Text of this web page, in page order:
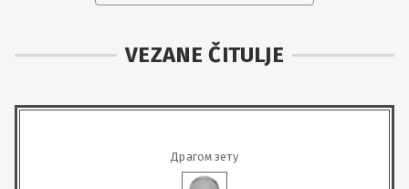
VEZANE ČITULJE
Драгом зету